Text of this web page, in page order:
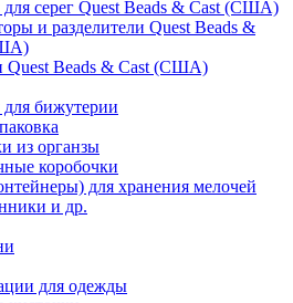
серег Quest Beads & Cast (США)
и разделители Quest Beads &
Quest Beads & Cast (США)
бижутерии
из органзы
коробочки
для хранения мелочей
и др.
для одежды